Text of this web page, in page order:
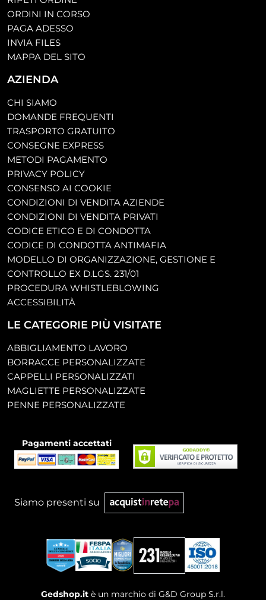
ORDINI IN CORSO
PAGA ADESSO
INVIA FILES
MAPPA DEL SITO
AZIENDA
CHI SIAMO
DOMANDE FREQUENTI
TRASPORTO GRATUITO
CONSEGNE EXPRESS
METODI PAGAMENTO
PRIVACY POLICY
CONSENSO AI COOKIE
CONDIZIONI DI VENDITA AZIENDE
CONDIZIONI DI VENDITA PRIVATI
CODICE ETICO E DI CONDOTTA
CODICE DI CONDOTTA ANTIMAFIA
MODELLO DI ORGANIZZAZIONE, GESTIONE E
CONTROLLO EX D.LGS. 231/01
PROCEDURA WHISTLEBLOWING
ACCESSIBILITÀ
LE CATEGORIE PIÙ VISITATE
ABBIGLIAMENTO LAVORO
BORRACCE PERSONALIZZATE
CAPPELLI PERSONALIZZATI
MAGLIETTE PERSONALIZZATE
PENNE PERSONALIZZATE
Pagamenti accettati
Siamo presenti su
Gedshop.it è un marchio di G&D Group S.r.l.